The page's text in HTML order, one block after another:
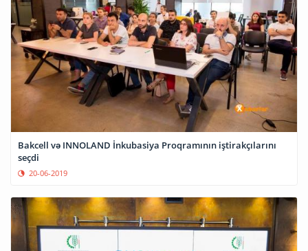
Bakcell və INNOLAND İnkubasiya Proqramının iştirakçılarını
seçdi
20-06-2019